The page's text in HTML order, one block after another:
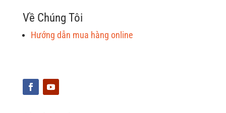
Về Chúng Tôi
Hướng dẫn mua hàng online